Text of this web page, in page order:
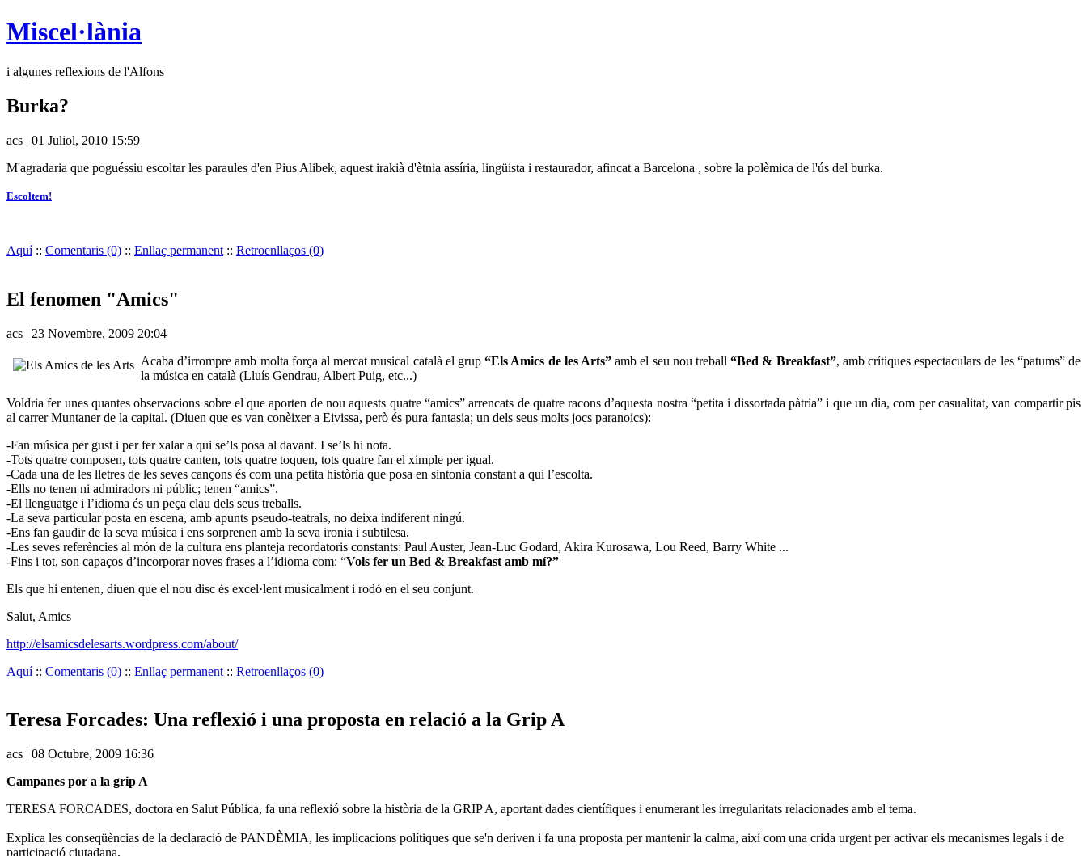
Miscel·lània
i algunes reflexions de l'Alfons
Burka?
acs | 01 Juliol, 2010 15:59
M'agradaria que poguéssiu escoltar les paraules d'en Pius Alibek, aquest irakià d'ètnia assíria, lingüista i restaurador, afincat a Barcelona , sobre la polèmica de l'ús del burka.
Escoltem!
Aquí:: Comentaris (0) :: Enllaç permanent :: Retroenllaços (0)
El fenomen "Amics"
acs | 23 Novembre, 2009 20:04
Acaba d’irrompre amb molta força al mercat musical català el grup“Els Amics de les Arts” amb el seu nou treball“Bed & Breakfast”, amb crítiques espectaculars de les “patums” de
la música en català (Lluís Gendrau, Albert Puig, etc...)
Voldria fer unes quantes observacions sobre el que aporten de nou aquests quatre “amics” arrencats de quatre racons d’aquesta nostra “petita i dissortada pàtria” i que un dia, com per casualitat, van compartir pis
al carrer Muntaner de la capital. (Diuen que es van conèixer a Eivissa, però és pura fantasia; un dels seus molts jocs paranoics):
-Fan música per gust i per fer xalar a qui se’ls posa al davant. I se’ls hi nota.
-Tots quatre composen, tots quatre canten, tots quatre toquen, tots quatre fan el ximple per igual.
-Cada una de les lletres de les seves cançons és com una petita història que posa en sintonia constant a qui l’escolta.
-Ells no tenen ni admiradors ni públic; tenen “amics”.
-El llenguatge i l’idioma és un peça clau dels seus treballs.
-La seva particular posta en escena, amb apunts pseudo-teatrals, no deixa indiferent ningú.
-Ens fan gaudir de la seva música i ens sorprenen amb la seva ironia i subtilesa.
-Les seves referències al món de la cultura ens planteja recordatoris constants: Paul Auster, Jean-Luc Godard, Akira Kurosawa, Lou Reed, Barry White ...
-Fins i tot, son capaços d’incorporar noves frases a l’idioma com: “Vols fer un Bed & Breakfast amb mí?”
Els que hi entenen, diuen que el nou disc és excel·lent musicalment i rodó en el seu conjunt.
Salut, Amics
http://elsamicsdelesarts.wordpress.com/about/
Aquí:: Comentaris (0) :: Enllaç permanent :: Retroenllaços (0)
Teresa Forcades: Una reflexió i una proposta en relació a la Grip A
acs | 08 Octubre, 2009 16:36
Campanes por a la grip A
TERESA FORCADES, doctora en Salut Pública, fa una reflexió sobre la història de la GRIP A, aportant dades científiques i enumerant les irregularitats relacionades amb el tema.
Explica les conseqüèncias de la declaració de PANDÈMIA, les implicacions polítiques que se'n deriven i fa una proposta per mantenir la calma, així com una crida urgent per activar els mecanismes legals i de
participació ciutadana.